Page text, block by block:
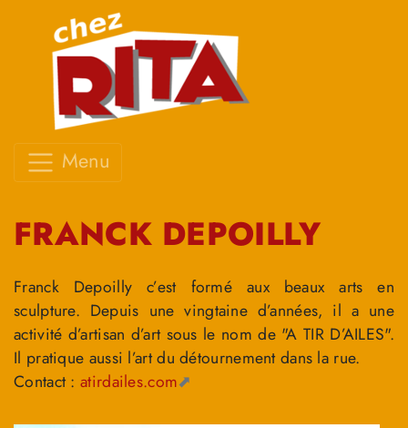
Menu
FRANCK DEPOILLY
Franck Depoilly c’est formé aux beaux arts en
sculpture. Depuis une vingtaine d’années, il a une
activité d’artisan d’art sous le nom de "A TIR D’AILES".
Il pratique aussi l’art du détournement dans la rue.
Contact : atirdailes.com